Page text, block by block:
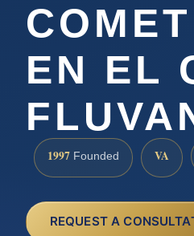
EN EL
1997 Founded VA
REQUEST A